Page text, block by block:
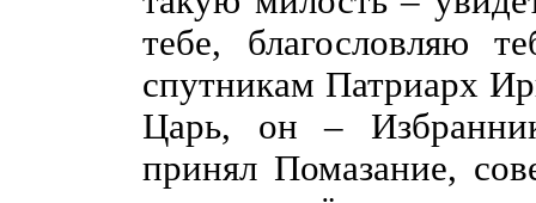
тебе, благословляю
спутникам Патриарх
Царь, он –
принял Помазание,